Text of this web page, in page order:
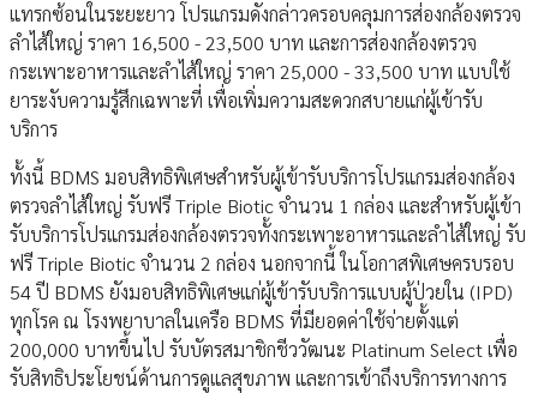
แทรกซ้อนในระยะยาว โปรแกรมดังกล่าวครอบคลุมการส่องกล้องตรวจ
ลำไส้ใหญ่ ราคา 16,500 - 23,500 บาท และการส่องกล้องตรวจ
กระเพาะอาหารและลำไส้ใหญ่ ราคา 25,000 - 33,500 บาท แบบใช้
ยาระงับความรู้สึกเฉพาะที่ เพื่อเพิ่มความสะดวกสบายแก่ผู้เข้ารับ
บริการ
ทั้งนี้ BDMS มอบสิทธิพิเศษสำหรับผู้เข้ารับบริการโปรแกรมส่องกล้อง
ตรวจลำไส้ใหญ่ รับฟรี Triple Biotic จำนวน 1 กล่อง และสำหรับผู้เข้า
รับบริการโปรแกรมส่องกล้องตรวจทั้งกระเพาะอาหารและลำไส้ใหญ่ รับ
ฟรี Triple Biotic จำนวน 2 กล่อง นอกจากนี้ ในโอกาสพิเศษครบรอบ
54 ปี BDMS ยังมอบสิทธิพิเศษแก่ผู้เข้ารับบริการแบบผู้ป่วยใน (IPD)
ทุกโรค ณ โรงพยาบาลในเครือ BDMS ที่มียอดค่าใช้จ่ายตั้งแต่
200,000 บาทขึ้นไป รับบัตรสมาชิกชีววัฒนะ Platinum Select เพื่อ
รับสิทธิประโยชน์ด้านการดูแลสุขภาพ และการเข้าถึงบริการทางการ